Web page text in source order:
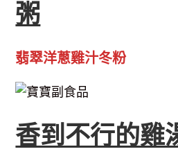
粥
翡翠洋蔥雞汁冬粉
香到不行的雞